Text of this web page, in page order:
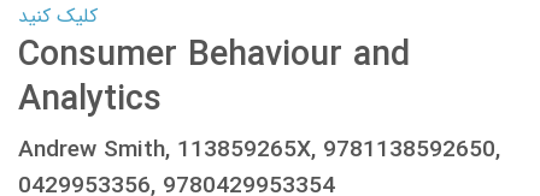
کلیک کنید
Consumer Behaviour and
Analytics
Andrew Smith, 113859265X, 9781138592650,
0429953356, 9780429953354